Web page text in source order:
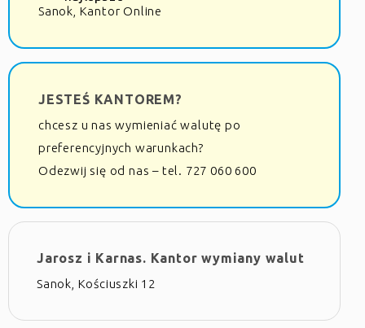
Sanok, Kantor Online
JESTEŚ KANTOREM?
chcesz u nas wymieniać walutę po
preferencyjnych warunkach?
Odezwij się od nas – tel. 727 060 600
Jarosz i Karnas. Kantor wymiany walut
Sanok, Kościuszki 12